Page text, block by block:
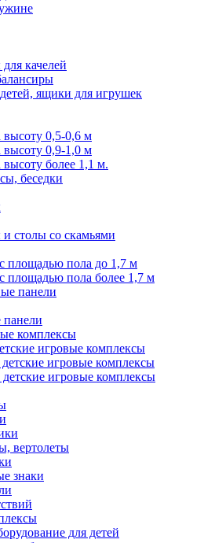
качелей
ящики для игрушек
высоту 0,5-0,6 м
высоту 0,9-1,0 м
высоту более 1,1 м.
беседки
и столы со скамьями
площадью пола до 1,7 м
площадью пола более 1,7 м
панели
комплексы
игровые комплексы
игровые комплексы
игровые комплексы
вертолеты
знаки
для детей